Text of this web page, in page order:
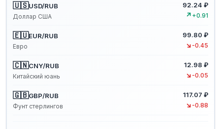
🇺🇸USD/RUB
Доллар США
92.24 ₽
↗ +0.91
🇪🇺EUR/RUB
Евро
99.80 ₽
↘ -0.45
🇨🇳CNY/RUB
Китайский юань
12.98 ₽
↘ -0.05
🇬🇧GBP/RUB
Фунт стерлингов
117.07 ₽
↘ -0.88